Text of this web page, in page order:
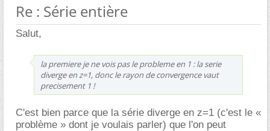
Re : Série entière
Salut,
la premiere je ne vois pas le probleme en 1 : la serie
diverge en z=1, donc le rayon de convergence vaut
precisement 1 !
C'est bien parce que la série diverge en z=1 (c'est le «
problème » dont je voulais parler) que l'on peut